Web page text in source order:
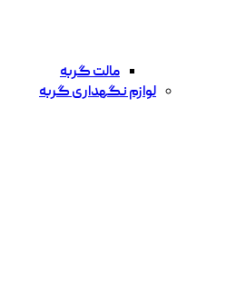
مالت گربه
لوازم نگهداری گربه